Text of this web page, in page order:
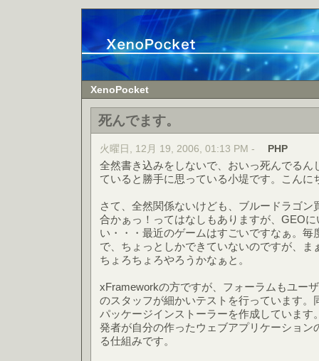
XenoPocket
死んでます。
火曜日, 12月 19, 2006, 01:13 PM - PHP
全然書き込みをしないで、おいっ死んでるん
ていると勝手に思っている小堤です。こんに
さて、全然関係ないけども、ブルードラゴ
合かぁっ！ってはなしもありますが、GEO
い・・・最近のゲームはすごいですなぁ。毎
で、ちょっとしかできていないのですが、ま
ちょろちょろやろうかなぁと。
xFrameworkの方ですが、フォーラムもユー
のスタッフが細かいテストを行っています。
パッケージインストーラーを作成しています
発者が自分の作ったウェブアプリケーション
る仕組みです。